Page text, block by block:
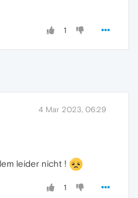
1
4 Mar 2023, 06:29
leider nicht !
1